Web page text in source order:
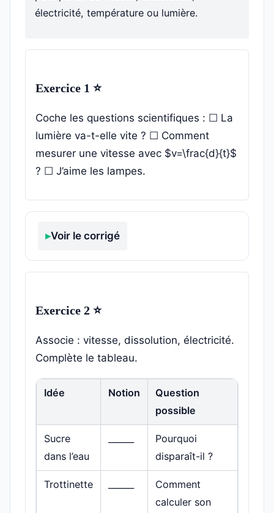
électricité, température ou lumière.
Exercice 1 ⭐
Coche les questions scientifiques : ☐ La
lumière va-t-elle vite ? ☐ Comment
mesurer une vitesse avec $v=\frac{d}{t}$
? ☐ J’aime les lampes.
Voir le corrigé
Exercice 2 ⭐
Associe : vitesse, dissolution, électricité.
Complète le tableau.
Idée Notion
Question
possible
Sucre
dans l’eau
Pourquoi
disparaît-il ?
Trottinette
Comment
calculer son